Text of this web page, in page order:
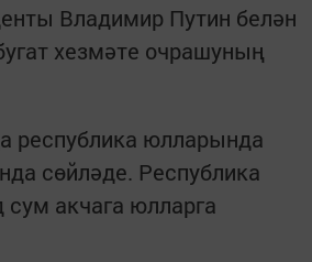
Владимир Путин белән
хезмәте очрашуның
республика юлларында
сөйләде. Республика
акчага юлларга